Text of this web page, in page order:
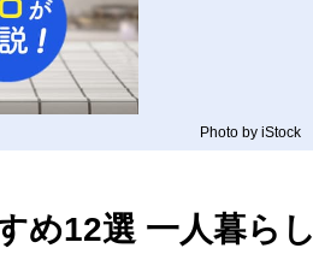
Photo by iStock
め12選 一人暮らし